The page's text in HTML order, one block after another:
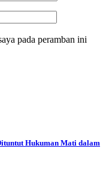
pada peramban ini
Hukuman Mati dalam